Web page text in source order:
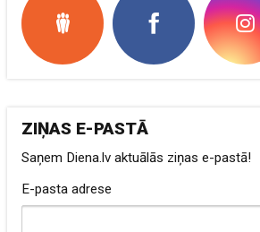
ZIŅAS E-PASTĀ
Saņem Diena.lv aktuālās ziņas e-pastā!
E-pasta adrese